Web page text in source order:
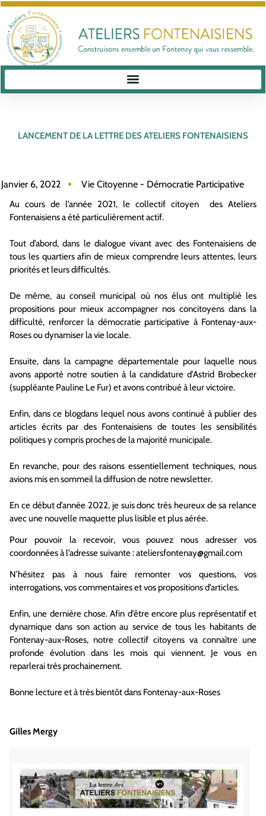
LANCEMENT DE LA LETTRE DES ATELIERS FONTENAISIENS
Janvier 6, 2022 Vie Citoyenne - Démocratie Participative
Au cours de l’année 2021, le collectif citoyen des Ateliers
Fontenaisiens a été particulièrement actif.
Tout d’abord, dans le dialogue vivant avec des Fontenaisiens de
tous les quartiers afin de mieux comprendre leurs attentes, leurs
priorités et leurs difficultés.
De même, au conseil municipal où nos élus ont multiplié les
propositions pour mieux accompagner nos concitoyens dans la
difficulté, renforcer la démocratie participative à Fontenay-aux-
Roses ou dynamiser la vie locale.
Ensuite, dans la campagne départementale pour laquelle nous
avons apporté notre soutien à la candidature d’Astrid Brobecker
(suppléante Pauline Le Fur) et avons contribué à leur victoire.
Enfin, dans ce blogdans lequel nous avons continué à publier des
articles écrits par des Fontenaisiens de toutes les sensibilités
politiques y compris proches de la majorité municipale.
En revanche, pour des raisons essentiellement techniques, nous
avions mis en sommeil la diffusion de notre newsletter.
En ce début d’année 2022, je suis donc très heureux de sa relance
avec une nouvelle maquette plus lisible et plus aérée.
Pour pouvoir la recevoir, vous pouvez nous adresser vos
coordonnées à l’adresse suivante : ateliersfontenay@gmail.com
N’hésitez pas à nous faire remonter vos questions, vos
interrogations, vos commentaires et vos propositions d’articles.
Enfin, une dernière chose. Afin d’être encore plus représentatif et
dynamique dans son action au service de tous les habitants de
Fontenay-aux-Roses, notre collectif citoyens va connaître une
profonde évolution dans les mois qui viennent. Je vous en
reparlerai très prochainement.
Bonne lecture et à très bientôt dans Fontenay-aux-Roses
Gilles Mergy